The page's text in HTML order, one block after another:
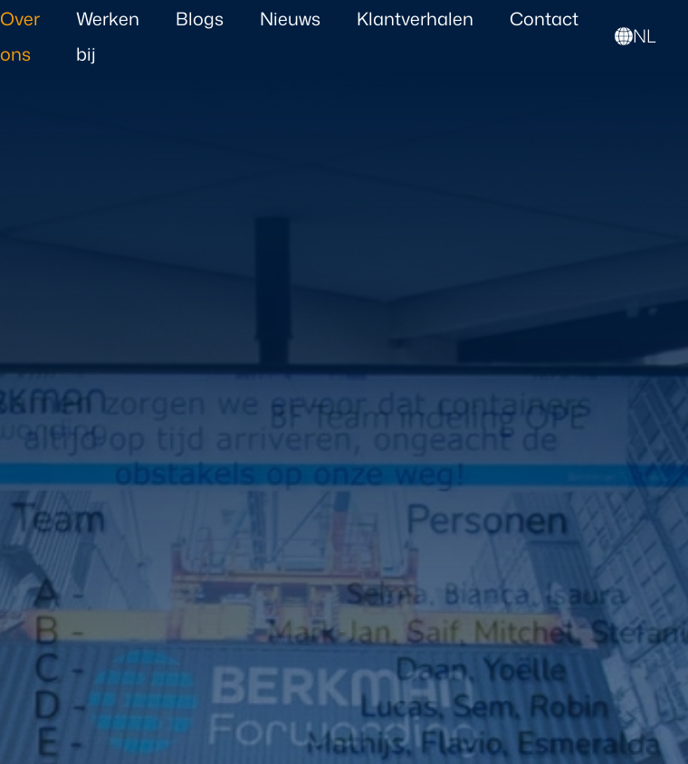
Over
ons
Werken
bij
Blogs Nieuws Klantverhalen Contact
NL